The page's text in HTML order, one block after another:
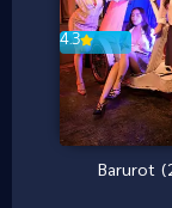
4.3
Barurot